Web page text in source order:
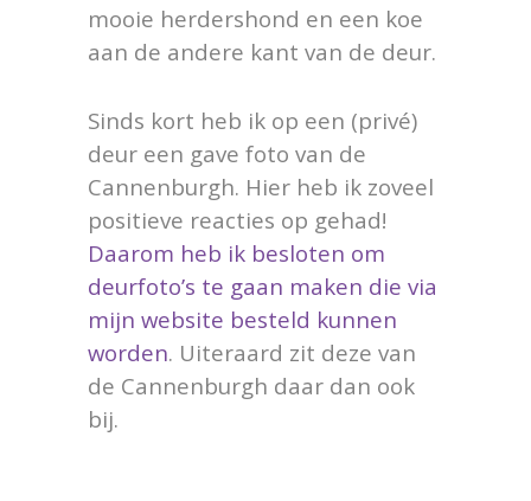
mooie herdershond en een koe
aan de andere kant van de deur.
Sinds kort heb ik op een (privé)
deur een gave foto van de
Cannenburgh. Hier heb ik zoveel
positieve reacties op gehad!
Daarom heb ik besloten om
deurfoto’s te gaan maken die via
mijn website besteld kunnen
worden. Uiteraard zit deze van
de Cannenburgh daar dan ook
bij.